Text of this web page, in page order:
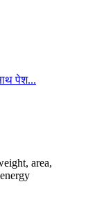
पेश...
area,